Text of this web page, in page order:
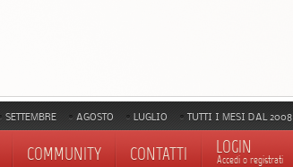
SETTEMBRE AGOSTO LUGLIO TUTTI I MESI DAL 2008
COMMUNITY CONTATTI LOGIN
Accedi o registrati